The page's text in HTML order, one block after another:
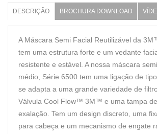
DESCRIÇÃO BROCHURA DOWNLOAD
A Máscara Semi Facial Reutilizável da
tem uma estrutura forte e um vedante
resistente e estável. A nossa máscara
médio, Série 6500 tem uma ligação de
se adapta a uma grande variedade de
Válvula Cool Flow™ 3M™ e uma tampa
exalação. Tem um design discreto, uma
para cabeça e um mecanismo de engate